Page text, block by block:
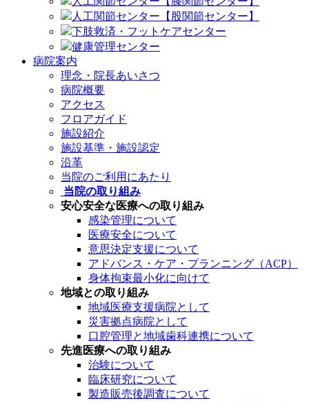
人工関節センター【股関節センター】
下肢救済・フットケアセンター
健康管理センター
病院案内
理念・院長あいさつ
病院概要
アクセス
フロアガイド
施設紹介
施設基準・施設認定
沿革
当院のご利用にあたり
当院の取り組み
安心安全な医療への取り組み
感染管理について
医療安全について
意思決定支援について
アドバンス・ケア・プランニング（ACP）
身体拘束最小化に向けて
地域との取り組み
地域医療支援病院として
災害拠点病院として
口腔管理と地域歯科連携について
先進医療への取り組み
治験について
臨床研究について
製造販売後調査について